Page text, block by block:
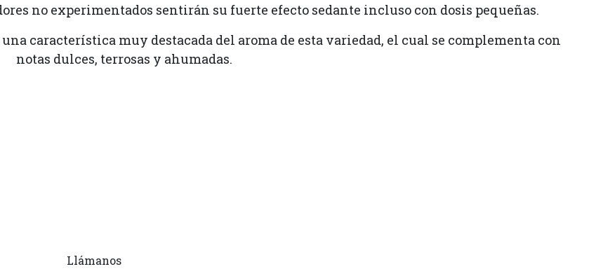
no experimentados sentirán su fuerte efecto sedante incluso con dosis pequeñas.
característica muy destacada del aroma de esta variedad, el cual se complementa con
notas dulces, terrosas y ahumadas.
Llámanos